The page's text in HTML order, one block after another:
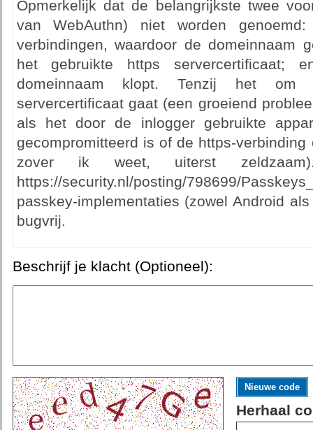
Opmerkelijk dat de belangrijkste twee
van WebAuthn) niet worden
verbindingen, waardoor de domeinnaam
het gebruikte https
domeinnaam klopt. Tenzij het om
servercertificaat gaat (een groeiend
als het door de inlogger gebruikte
gecompromitteerd is of de https-
zover ik weet, uiterst
https://security.nl/posting/798699/
passkey-implementaties (zowel Android
bugvrij.
Beschrijf je klacht (Optioneel):
Nieuwe code
Herhaal